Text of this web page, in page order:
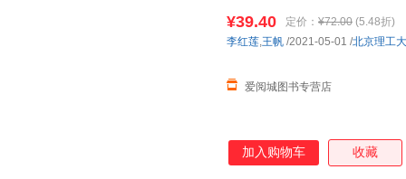
¥39.40 定价： ¥72.00 (5.48折)
爱阅城图书专营店
李红莲,王帆 /2021-05-01 /北京理工
加入购物车 收藏